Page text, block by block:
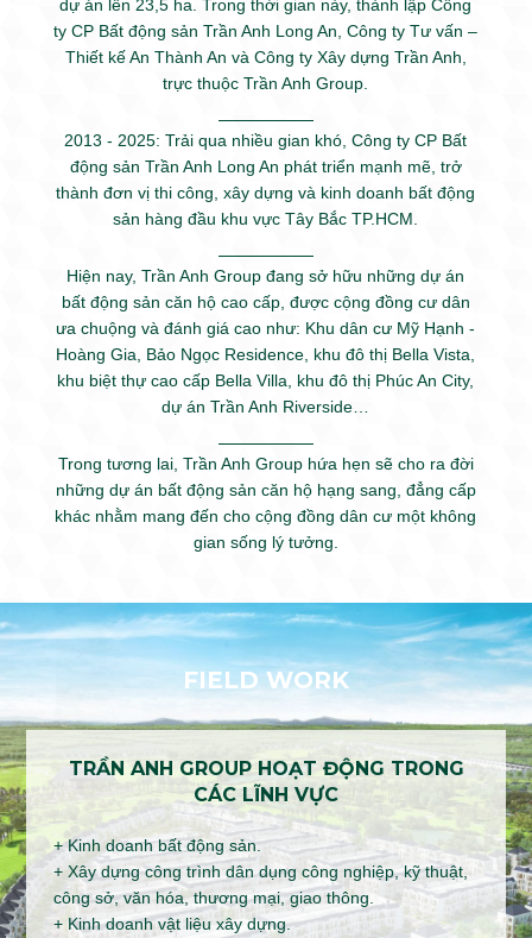
dự án lên 23,5 ha. Trong thời gian này, thành lập Công
ty CP Bất động sản Trần Anh Long An, Công ty Tư vấn –
Thiết kế An Thành An và Công ty Xây dựng Trần Anh,
trực thuộc Trần Anh Group.
2013 - 2025: Trải qua nhiều gian khó, Công ty CP Bất
động sản Trần Anh Long An phát triển mạnh mẽ, trở
thành đơn vị thi công, xây dựng và kinh doanh bất động
sản hàng đầu khu vực Tây Bắc TP.HCM.
Hiện nay, Trần Anh Group đang sở hữu những dự án
bất động sản căn hộ cao cấp, được cộng đồng cư dân
ưa chuộng và đánh giá cao như: Khu dân cư Mỹ Hạnh -
Hoàng Gia, Bảo Ngọc Residence, khu đô thị Bella Vista,
khu biệt thự cao cấp Bella Villa, khu đô thị Phúc An City,
dự án Trần Anh Riverside…
Trong tương lai, Trần Anh Group hứa hẹn sẽ cho ra đời
những dự án bất động sản căn hộ hạng sang, đẳng cấp
khác nhằm mang đến cho cộng đồng dân cư một không
gian sống lý tưởng.
FIELD WORK
TRẦN ANH GROUP HOẠT ĐỘNG TRONG
CÁC LĨNH VỰC
+ Kinh doanh bất động sản.
+ Xây dựng công trình dân dụng công nghiệp, kỹ thuật,
công sở, văn hóa, thương mại, giao thông.
+ Kinh doanh vật liệu xây dựng.